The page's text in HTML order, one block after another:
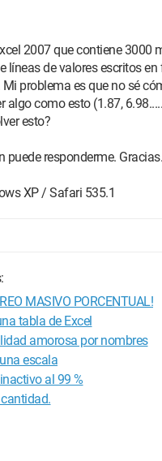
2007 que contiene 3000
líneas de valores escritos
Mi problema es que no sé
algo como esto (1.87,
esto?
puede responderme. Gracias.
XP / Safari 535.1
MASIVO PORCENTUAL!
tabla de Excel
amorosa por nombres
escala
al 99 %